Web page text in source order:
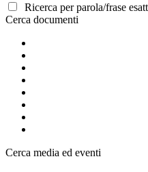
Ricerca per parola/frase
Cerca documenti
Cerca media ed eventi